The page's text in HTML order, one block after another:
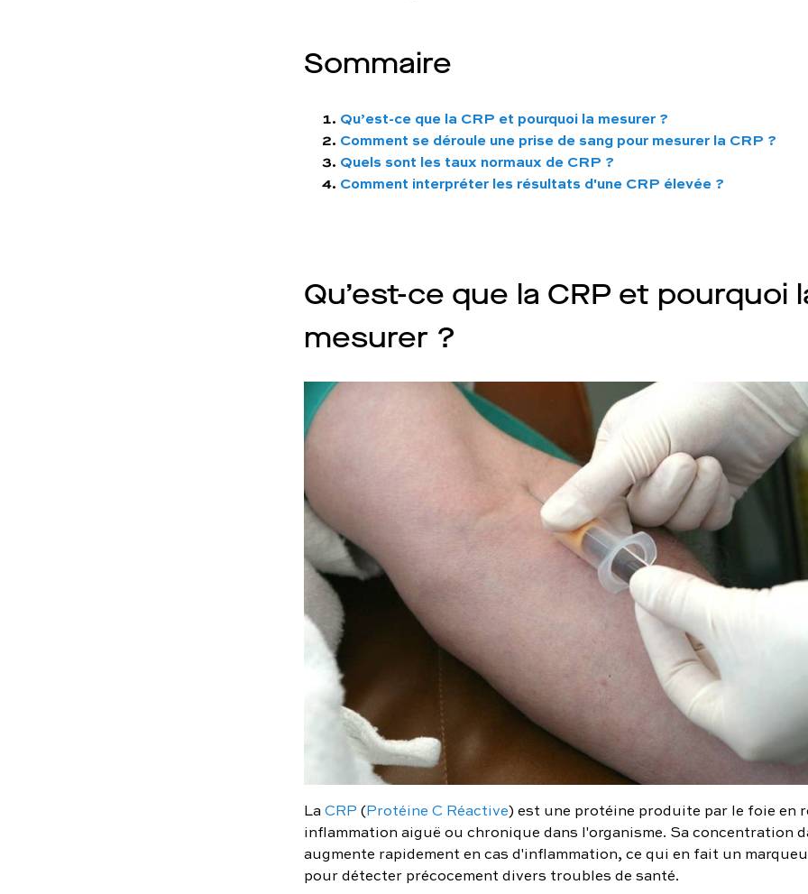
Sommaire
Qu’est-ce que la CRP et pourquoi la mesurer ?
Comment se déroule une prise de sang pour mesurer la CRP ?
Quels sont les taux normaux de CRP ?
Comment interpréter les résultats d'une CRP élevée ?
Qu’est-ce que la CRP et pourquoi
mesurer ?
LaCRP (Protéine C Réactive) est une protéine produite par le foie en
inflammation aiguë ou chronique dans l'organisme. Sa concentration
augmente rapidement en cas d'inflammation, ce qui en fait un
pour détecter précocement divers troubles de santé.